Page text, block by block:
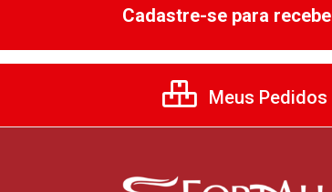
Cadastre-se para
Meus Pedidos